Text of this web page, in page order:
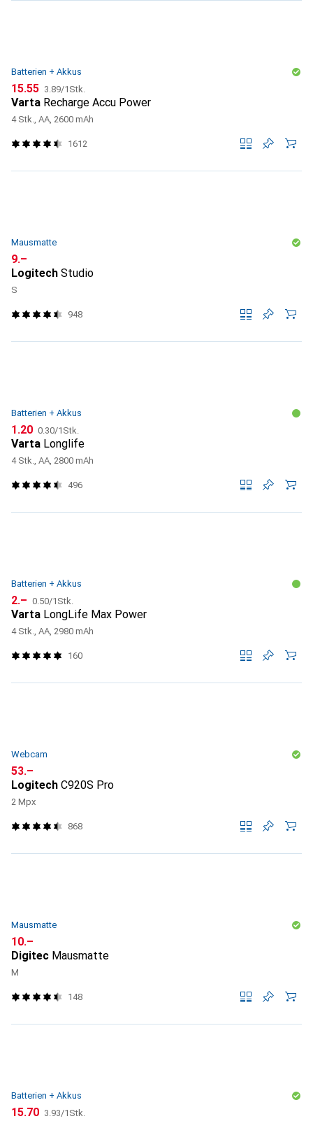
Batterien + Akkus
CHF
15.55 CHF
3.89/1Stk.
Varta Recharge Accu Power
4 Stk., AA, 2600 mAh
1612
Mausmatte
CHF
9.–
Logitech Studio
S
948
Batterien + Akkus
CHF
1.20 CHF
0.30/1Stk.
Varta Longlife
4 Stk., AA, 2800 mAh
496
Batterien + Akkus
CHF
2.– CHF
0.50/1Stk.
Varta LongLife Max Power
4 Stk., AA, 2980 mAh
160
Webcam
CHF
53.–
Logitech C920S Pro
2 Mpx
868
Mausmatte
CHF
10.–
Digitec Mausmatte
M
148
Batterien + Akkus
CHF
15.70 CHF
3.93/1Stk.